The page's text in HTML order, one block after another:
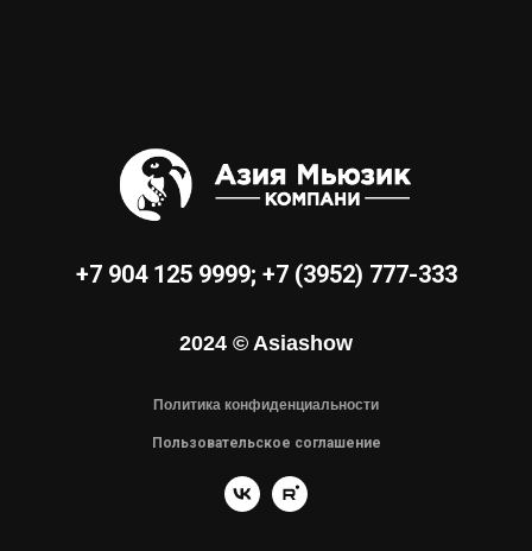
+7 904 125 9999; +7 (3952) 777-333
2024 © Asiashow
Политика конфиденциальности
Пользовательское соглашение